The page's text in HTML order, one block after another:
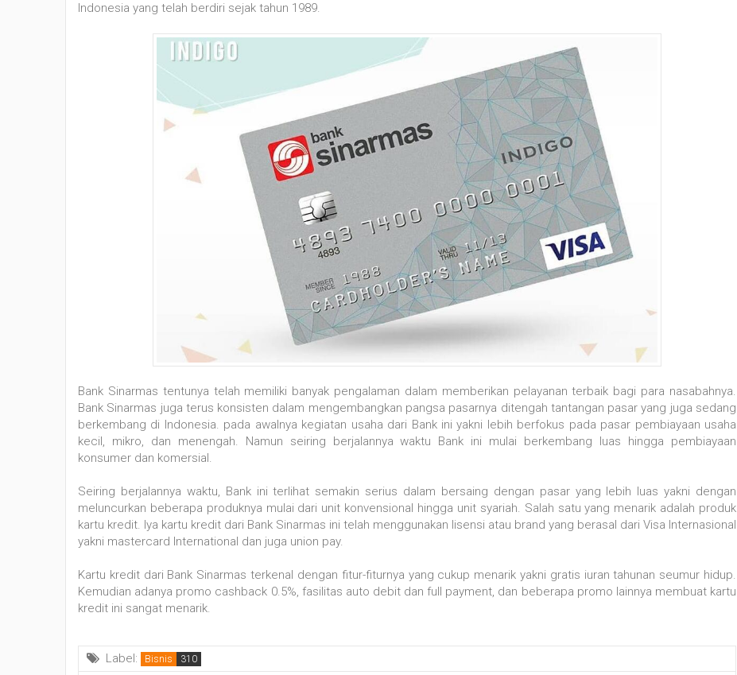
Indonesia yang telah berdiri sejak tahun 1989.
Bank Sinarmas tentunya telah memiliki banyak pengalaman dalam memberikan pelayanan terbaik bagi para nasabahnya.
Bank Sinarmas juga terus konsisten dalam mengembangkan pangsa pasarnya ditengah tantangan pasar yang juga sedang
berkembang di Indonesia. pada awalnya kegiatan usaha dari Bank ini yakni lebih berfokus pada pasar pembiayaan usaha
kecil, mikro, dan menengah. Namun seiring berjalannya waktu Bank ini mulai berkembang luas hingga pembiayaan
konsumer dan komersial.
Seiring berjalannya waktu, Bank ini terlihat semakin serius dalam bersaing dengan pasar yang lebih luas yakni dengan
meluncurkan beberapa produknya mulai dari unit konvensional hingga unit syariah. Salah satu yang menarik adalah produk
kartu kredit. Iya kartu kredit dari Bank Sinarmas ini telah menggunakan lisensi atau brand yang berasal dari Visa Internasional
yakni mastercard International dan juga union pay.
Kartu kredit dari Bank Sinarmas terkenal dengan fitur-fiturnya yang cukup menarik yakni gratis iuran tahunan seumur hidup.
Kemudian adanya promo cashback 0.5%, fasilitas auto debit dan full payment, dan beberapa promo lainnya membuat kartu
kredit ini sangat menarik.
Label: Bisnis